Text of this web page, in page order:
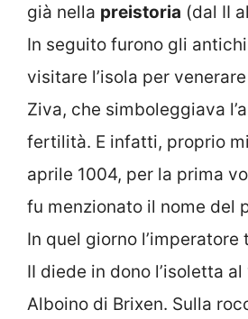
già nella preistoria (dal II
In seguito furono gli
visitare l’isola per
Ziva, che simboleggiava
fertilità. E infatti, proprio
aprile 1004, per la prima
fu menzionato il nome del
In quel giorno l’imperatore
II diede in dono l’isoletta
Alboino di Brixen. Sulla